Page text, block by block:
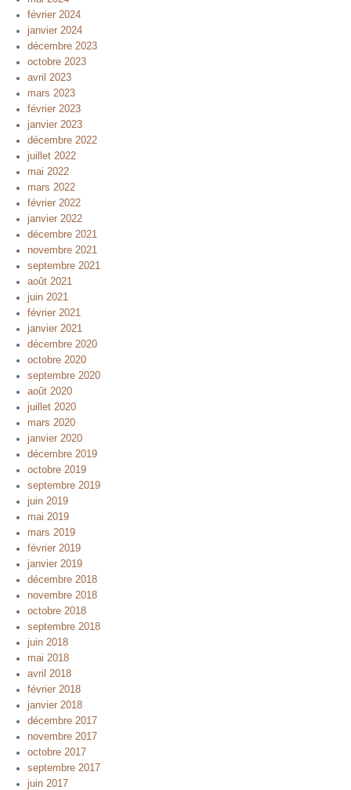
février 2024
janvier 2024
décembre 2023
octobre 2023
avril 2023
mars 2023
février 2023
janvier 2023
décembre 2022
juillet 2022
mai 2022
mars 2022
février 2022
janvier 2022
décembre 2021
novembre 2021
septembre 2021
août 2021
juin 2021
février 2021
janvier 2021
décembre 2020
octobre 2020
septembre 2020
août 2020
juillet 2020
mars 2020
janvier 2020
décembre 2019
octobre 2019
septembre 2019
juin 2019
mai 2019
mars 2019
février 2019
janvier 2019
décembre 2018
novembre 2018
octobre 2018
septembre 2018
juin 2018
mai 2018
avril 2018
février 2018
janvier 2018
décembre 2017
novembre 2017
octobre 2017
septembre 2017
juin 2017